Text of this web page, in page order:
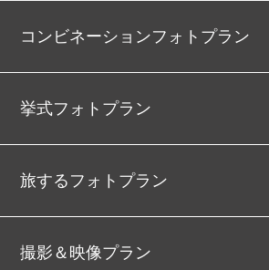
コンビネーションフォトプラン
挙式フォトプラン
旅するフォトプラン
撮影＆映像プラン